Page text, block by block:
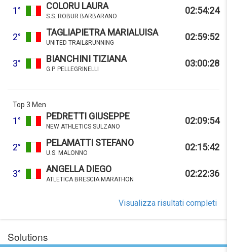
1° COLORU LAURA
S.S. ROBUR BARBARANO
02:54:24
2° TAGLIAPIETRA MARIALUISA
UNITED TRAIL&RUNNING
02:59:52
3° BIANCHINI TIZIANA
G.P. PELLEGRINELLI
03:00:28
Top 3 Men
1° PEDRETTI GIUSEPPE
NEW ATHLETICS SULZANO
02:09:54
2° PELAMATTI STEFANO
U.S. MALONNO
02:15:42
3° ANGELLA DIEGO
ATLETICA BRESCIA MARATHON
02:22:36
Visualizza risultati completi
Solutions